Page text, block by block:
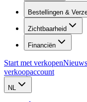
Bestellingen &
Zichtbaarheid
Financiën
Start met verkopen
verkoopaccount
NL